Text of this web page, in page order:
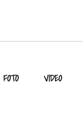
FOTO
VIDEO